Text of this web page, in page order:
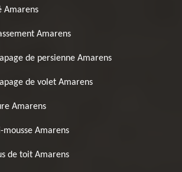
Amarens
Amarens
de persienne Amarens
de volet Amarens
Amarens
Amarens
de toit Amarens